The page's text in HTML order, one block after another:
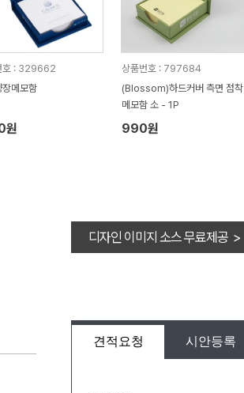
호 : 329662
장메모함
원
상품번호 : 797684
(Blossom)하드커버 측면 점착
메모함 소 - 1P
990원
디자인 이미지 소스 무료제공 >
견적요청 시안등록